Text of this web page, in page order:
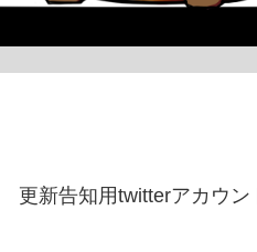
更新告知用twitterアカウン